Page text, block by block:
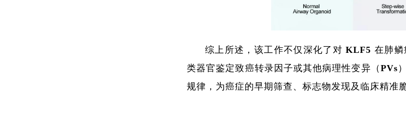
综上所述，该工作不仅深化了对 KLF5 在肺
类器官鉴定致癌转录因子或其他病理性变异（PVs
规律，为癌症的早期筛查、标志物发现及临床精准